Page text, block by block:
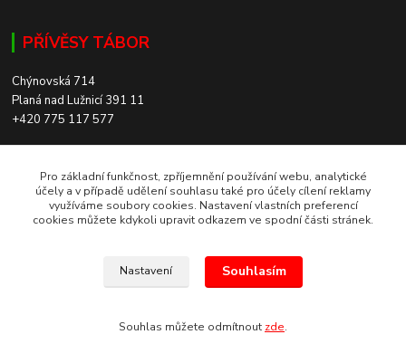
PŘÍVĚSY TÁBOR
Chýnovská 714
Planá nad Lužnicí 391 11
+420 775 117 577
ROZVOZ PO CELÉ ČR
Europrivesy.cz 2021
Pro základní funkčnost, zpříjemnění používání webu, analytické
účely a v případě udělení souhlasu také pro účely cílení reklamy
využíváme soubory cookies. Nastavení vlastních preferencí
cookies můžete kdykoli upravit odkazem ve spodní části stránek.
Nastavení Souhlasím
Souhlas můžete odmítnout zde.